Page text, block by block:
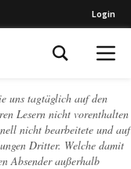
Login
uns tagtäglich auf den
Lesern nicht vorenthalten
nicht bearbeitete und auf
Dritter. Welche damit
Absender außerhalb